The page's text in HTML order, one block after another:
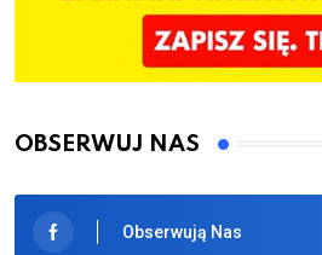
OBSERWUJ NAS
Obserwują Nas